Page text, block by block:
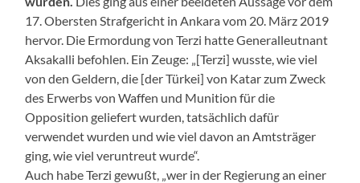
17. Obersten Strafgericht in Ankara vom 20. März 2019
hervor. Die Ermordung von Terzi hatte Generalleutnant
Aksakalli befohlen. Ein Zeuge: „[Terzi] wusste, wie viel
von den Geldern, die [der Türkei] von Katar zum Zweck
des Erwerbs von Waffen und Munition für die
Opposition geliefert wurden, tatsächlich dafür
verwendet wurden und wie viel davon an Amtsträger
ging, wie viel veruntreut wurde“.
Auch habe Terzi gewußt, „wer in der Regierung an einer